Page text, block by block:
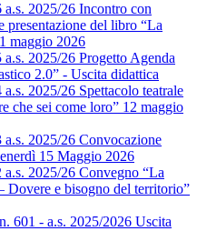
2025/26 Incontro con
presentazione del libro “La
maggio 2026
2025/26 Progetto Agenda
2.0” - Uscita didattica
2025/26 Spettacolo teatrale
che sei come loro” 12 maggio
2025/26 Convocazione
15 Maggio 2026
2025/26 Convegno “La
Dovere e bisogno del territorio”
- a.s. 2025/2026 Uscita